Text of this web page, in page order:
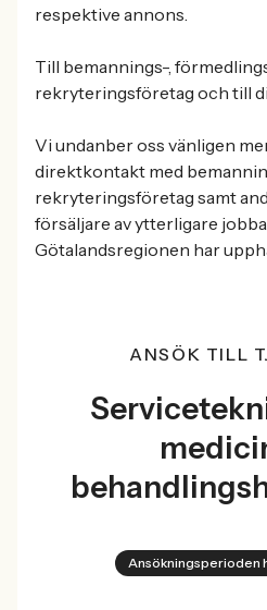
respektive annons.
Till bemannings-,
rekryteringsföretag och till
Vi undanber oss vänligen
direktkontakt med
rekryteringsföretag samt
försäljare av ytterligare
Götalandsregionen har
ANSÖK TILL
Ansökningsperioden